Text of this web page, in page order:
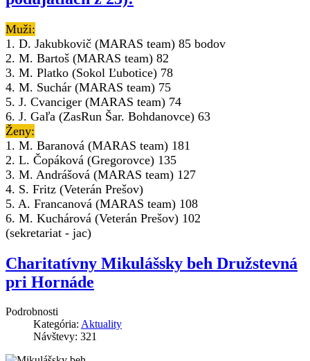
Muži:
1. D. Jakubkovič (MARAS team) 85 bodov
2. M. Bartoš (MARAS team) 82
3. M. Platko (Sokol Ľubotice) 78
4. M. Suchár (MARAS team) 75
5. J. Cvanciger (MARAS team) 74
6. J. Gaľa (ZasRun Šar. Bohdanovce) 63
Ženy:
1. M. Baranová (MARAS team) 181
2. L. Čopáková (Gregorovce) 135
3. M. Andrášová (MARAS team) 127
4. S. Fritz (Veterán Prešov)
5. A. Francanová (MARAS team) 108
6. M. Kuchárová (Veterán Prešov) 102
(sekretariat - jac)
Charitatívny Mikulášsky beh Družstevná
pri Hornáde
Podrobnosti
Kategória: Aktuality
Návštevy: 321